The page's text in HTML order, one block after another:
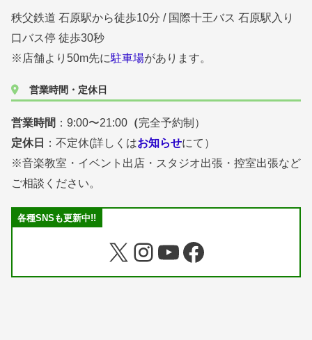
秩父鉄道 石原駅から徒歩10分 / 国際十王バス 石原駅入り
口バス停 徒歩30秒
※店舗より50m先に駐車場があります。
営業時間・定休日
営業時間 ：9:00〜21:00 （完全予約制）
定休日
：不定休(詳しくはお知らせにて）
※音楽教室・イベント出店・スタジオ出張・控室出張など
ご相談ください。
各種SNSも更新中!!